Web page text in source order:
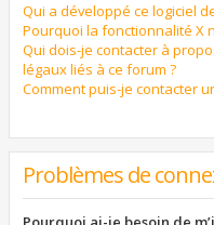
Qui a développé ce logiciel
Pourquoi la fonctionnalité X
Qui dois-je contacter à
légaux liés à ce forum ?
Comment puis-je contacter
Problèmes de